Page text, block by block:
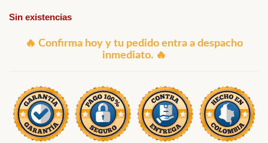
Sin existencias
🔥 Confirma hoy y tu pedido entra a despacho
inmediato. 🔥